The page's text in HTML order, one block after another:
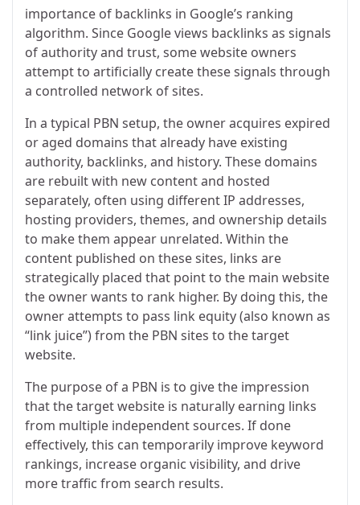
importance of backlinks in Google’s ranking
algorithm. Since Google views backlinks as signals
of authority and trust, some website owners
attempt to artificially create these signals through
a controlled network of sites.
In a typical PBN setup, the owner acquires expired
or aged domains that already have existing
authority, backlinks, and history. These domains
are rebuilt with new content and hosted
separately, often using different IP addresses,
hosting providers, themes, and ownership details
to make them appear unrelated. Within the
content published on these sites, links are
strategically placed that point to the main website
the owner wants to rank higher. By doing this, the
owner attempts to pass link equity (also known as
“link juice”) from the PBN sites to the target
website.
The purpose of a PBN is to give the impression
that the target website is naturally earning links
from multiple independent sources. If done
effectively, this can temporarily improve keyword
rankings, increase organic visibility, and drive
more traffic from search results.